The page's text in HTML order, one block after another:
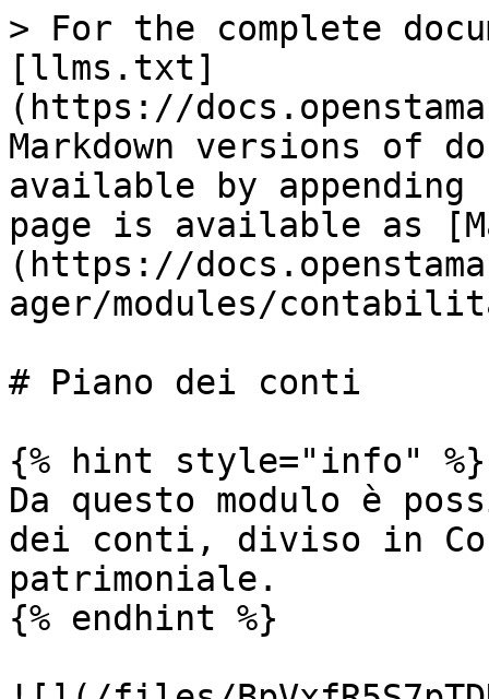
> For the complete
[llms.txt]
(https://
Markdown versions of
available by
page is available as
(https://
ager/modules/
# Piano dei conti
{% hint style="info" %}
Da questo modulo è
dei conti, diviso in
patrimoniale.
{% endhint %}